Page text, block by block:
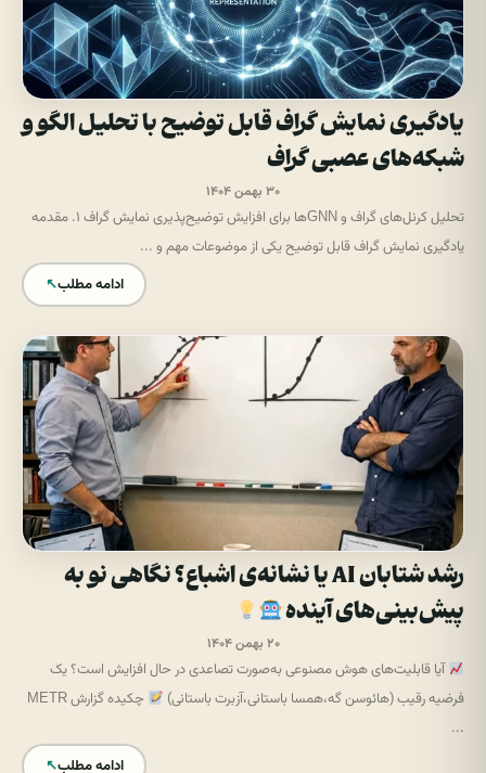
یادگیری نمایش گراف قابل توضیح با تحلیل الگو و
شبکه‌های عصبی گراف
۳۰ بهمن ۱۴۰۴
تحلیل کرنل‌های گراف و GNNها برای افزایش توضیح‌پذیری نمایش گراف ۱. مقدمه
یادگیری نمایش گراف قابل توضیح یکی از موضوعات مهم و ...
ادامه مطلب↖
رشد شتابان AI یا نشانه‌ی اشباع؟ نگاهی نو به
پیش‌بینی‌های آینده
۲۰ بهمن ۱۴۰۴
آیا قابلیت‌های هوش مصنوعی به‌صورت تصاعدی در حال افزایش است؟ یک
فرضیه رقیب (هائوسن گه،همسا باستانی،آزبرت باستانی)
چکیده گزارش METR
...
ادامه مطلب↖